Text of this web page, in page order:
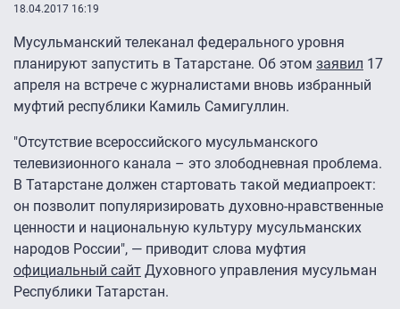
18.04.2017 16:19
Мусульманский телеканал федерального уровня
планируют запустить в Татарстане. Об этом заявил 17
апреля на встрече с журналистами вновь избранный
муфтий республики Камиль Самигуллин.
"Отсутствие всероссийского мусульманского
телевизионного канала – это злободневная проблема.
В Татарстане должен стартовать такой медиапроект:
он позволит популяризировать духовно-нравственные
ценности и национальную культуру мусульманских
народов России", — приводит слова муфтия
официальный сайт Духовного управления мусульман
Республики Татарстан.